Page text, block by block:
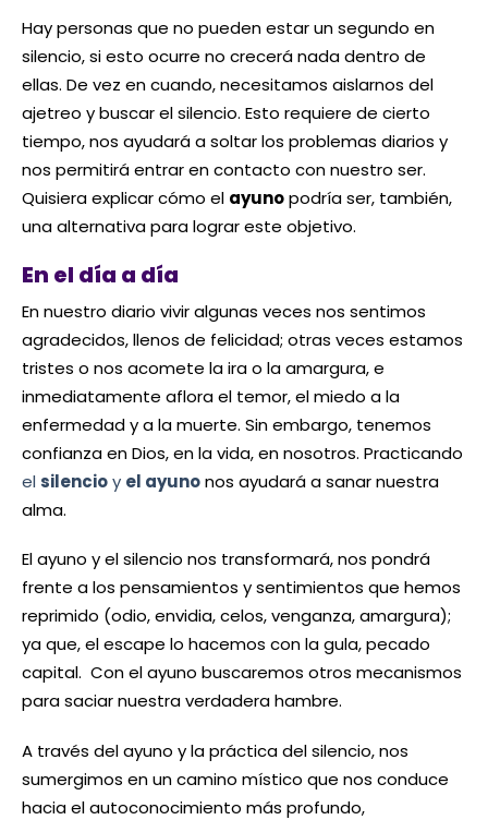
Hay personas que no pueden estar un segundo en
silencio, si esto ocurre no crecerá nada dentro de
ellas. De vez en cuando, necesitamos aislarnos del
ajetreo y buscar el silencio. Esto requiere de cierto
tiempo, nos ayudará a soltar los problemas diarios y
nos permitirá entrar en contacto con nuestro ser.
Quisiera explicar cómo el ayunopodría ser, también,
una alternativa para lograr este objetivo.
En el día a día
En nuestro diario vivir algunas veces nos sentimos
agradecidos, llenos de felicidad; otras veces estamos
tristes o nos acomete la ira o la amargura, e
inmediatamente aflora el temor, el miedo a la
enfermedad y a la muerte. Sin embargo, tenemos
confianza en Dios, en la vida, en nosotros. Practicando
el silencioy el ayunonos ayudará a sanar nuestra
alma.
El ayuno y el silencio nos transformará, nos pondrá
frente a los pensamientos y sentimientos que hemos
reprimido (odio, envidia, celos, venganza, amargura);
ya que, el escape lo hacemos con la gula, pecado
capital. Con el ayuno buscaremos otros mecanismos
para saciar nuestra verdadera hambre.
A través del ayuno y la práctica del silencio, nos
sumergimos en un camino místico que nos conduce
hacia el autoconocimiento más profundo,